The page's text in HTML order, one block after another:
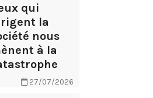
qui
la
nous
à la
27/07/2026